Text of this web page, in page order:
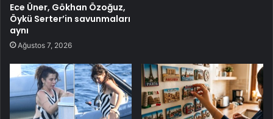
Ece Üner, Gökhan Özoğuz,
Öykü Serter’in savunmaları
aynı
Ağustos 7, 2026